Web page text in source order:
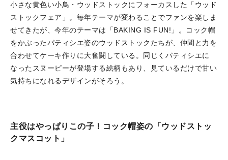
小さな黄色い小鳥・ウッドストックにフォーカスした「ウッド
ストックフェア」。毎年テーマが変わることでファンを楽しま
せてきたが、今年のテーマは「BAKING IS FUN!」。コック帽
をかぶったパティシエ姿のウッドストックたちが、仲間と力を
合わせてケーキ作りに大奮闘している。同じくパティシエに
なったスヌーピーが登場する絵柄もあり、見ているだけで甘い
気持ちになれるデザインがそろう。
主役はやっぱりこの子！コック帽姿の「ウッドストッ
クマスコット」